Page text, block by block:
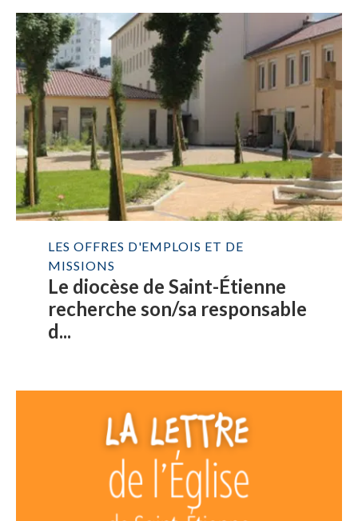
LES OFFRES D'EMPLOIS ET DE
MISSIONS
Le diocèse de Saint-Étienne
recherche son/sa responsable
d...